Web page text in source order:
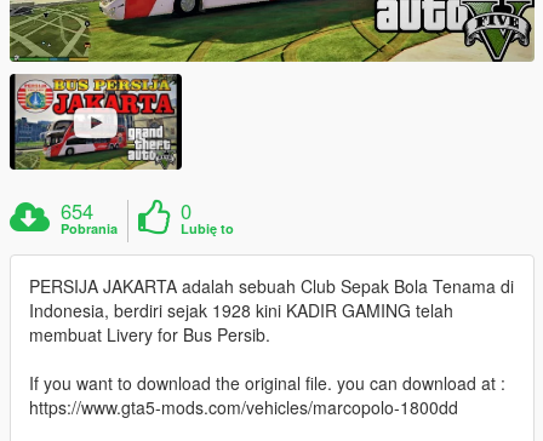
654
Pobrania
0
Lubię to
PERSIJA JAKARTA adalah sebuah Club Sepak Bola Tenama di
Indonesia, berdiri sejak 1928 kini KADIR GAMING telah
membuat Livery for Bus Persib.
If you want to download the original file. you can download at :
https://www.gta5-mods.com/vehicles/marcopolo-1800dd